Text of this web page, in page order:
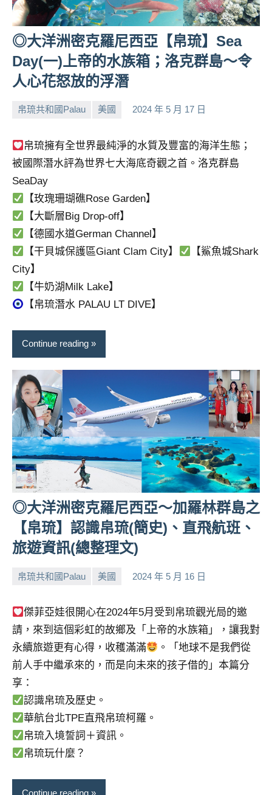
◎大洋洲密克羅尼西亞【帛琉】Sea
Day(一)上帝的水族箱；洛克群島～令
人心花怒放的浮潛
帛琉共和國Palau 美國 2024 年 5 月 17 日
小No
帛琉擁有全世界最純淨的水質及豐富的海洋生態；
被國際潛水評為世界七大海底奇觀之首。洛克群島
SeaDay
【玫瑰珊瑚礁Rose Garden】
【大斷層Big Drop-off】
【德國水道German Channel】
【干貝城保護區Giant Clam City】
【鯊魚城Shark
City】
【牛奶湖Milk Lake】
【帛琉潛水 PALAU LT DIVE】
Continue reading
◎大洋洲密克羅尼西亞～加羅林群島之
【帛琉】認識帛琉(簡史)、直飛航班、
旅遊資訊(總整理文)
帛琉共和國Palau 美國 2024 年 5 月 16 日
小No
傑菲亞娃很開心在2024年5月受到帛琉觀光局的邀
請，來到這個彩虹的故鄉及「上帝的水族箱」，讓我對
永續旅遊更有心得，收穫滿滿
。「地球不是我們從
前人手中繼承來的，而是向未來的孩子借的」本篇分
享：
認識帛琉及歷史。
華航台北TPE直飛帛琉柯羅。
帛琉入境誓詞＋資訊。
帛琉玩什麼？
Continue reading